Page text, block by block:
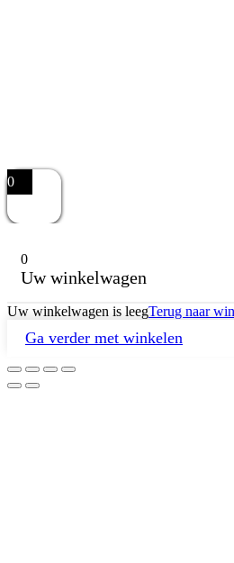
0
0
Uw winkelwagen
Uw winkelwagen is leegTerug naar
Ga verder met winkelen